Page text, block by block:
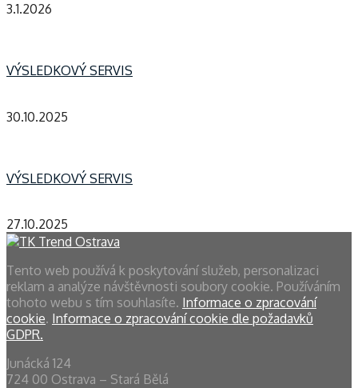
3.1.2026
VÝSLEDKOVÝ SERVIS
30.10.2025
VÝSLEDKOVÝ SERVIS
27.10.2025
Tento web používá k poskytování služeb, personalizaci
reklam a analýze návštěvnosti soubory cookie. Používáním
tohoto webu s tím souhlasíte. Informace o zpracování
cookie. Informace o zpracování cookie dle požadavků
GDPR.
Junácká 124
724 00 Ostrava – Stará Bělá